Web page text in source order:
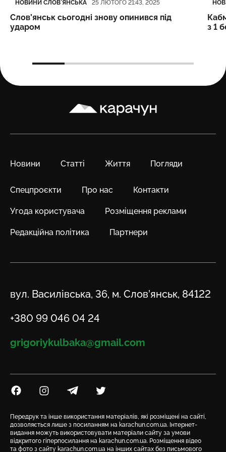
НОВИНИ СЛОВʼЯНСЬКА 25 ЛЮТОГО 21:43, 2025
Слов’янськ сьогодні знову опинився під
ударом
з 1
Карачун
Новини Статті Життя Погляди
Спецпроєкти Про нас Контакти
Угода користувача Розміщення реклами
Редакційна політика Партнери
Адреса
вул. Василівська, 36, м. Слов’янськ, 84122
Телефон
+380 99 046 04 24
Email
grigoriykulbaka@gmail.com
Посилання на Facebook
Посилання на Instagram
Посилання на Telegram
Посилання на Twitter
Передрук та інше використання матеріалів, які розміщені на сайті,
дозволяється лише з посиланням на karachun.com.ua. Інтернет-
видання можуть використовувати матеріали сайту за умови
відкритого гіперпосилання на karachun.com.ua. Розміщення відео
та фото з сайту karachun.com.ua на інших сайтах без письмового